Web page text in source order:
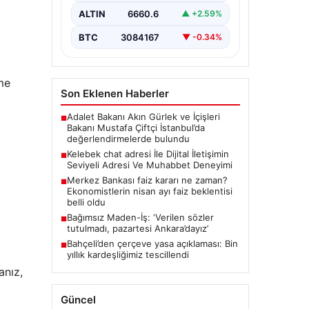
Günümüzde çeşitli…
ALTIN 6660.6 ▲ +2.59%
BTC 3084167 ▼ -0.34%
Son Eklenen Haberler
■Adalet Bakanı Akın Gürlek ve İçişleri
Bakanı Mustafa Çiftçi İstanbul’da
değerlendirmelerde bulundu
■Kelebek chat adresi İle Dijital İletişimin
Seviyeli Adresi Ve Muhabbet Deneyimi
■Merkez Bankası faiz kararı ne zaman?
Ekonomistlerin nisan ayı faiz beklentisi
belli oldu
■Bağımsız Maden-İş: ‘Verilen sözler
tutulmadı, pazartesi Ankara’dayız’
■Bahçeli’den çerçeve yasa açıklaması: Bin
yıllık kardeşliğimiz tescillendi
Güncel